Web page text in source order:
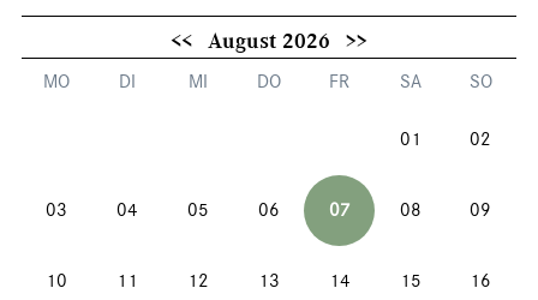
<< August 2026 >>
MO DI MI DO FR SA SO
01 02
03 04 05 06 07 08 09
10 11 12 13 14 15 16